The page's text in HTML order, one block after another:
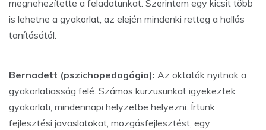
megnehezítette a feladatunkat. Szerintem egy kicsit több
is lehetne a gyakorlat, az elején mindenki retteg a hallás
tanításától.
Bernadett (pszichopedagógia): Az oktatók nyitnak a
gyakorlatiasság felé. Számos kurzusunkat igyekeztek
gyakorlati, mindennapi helyzetbe helyezni. Írtunk
fejlesztési javaslatokat, mozgásfejlesztést, egy